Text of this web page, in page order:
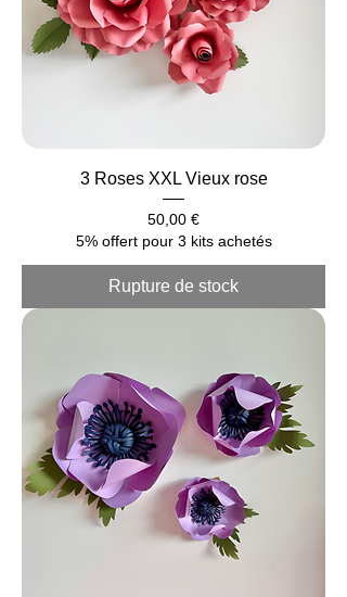
3 Roses XXL Vieux rose
Prix
50,00 €
5% offert pour 3 kits achetés
Rupture de stock